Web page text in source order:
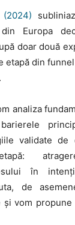
Europa
doar două
etapă din
analiza
validate de
în
de
și vom